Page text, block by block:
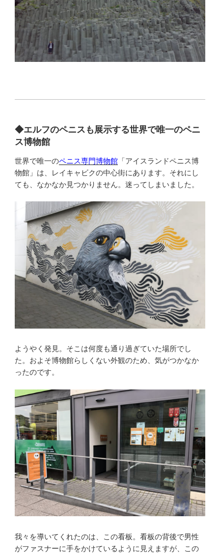
◆エルフのペニスも展示する世界で唯一のペニ
ス博物館
世界で唯一のペニス専門博物館 「アイスランドペニス博
物館」は、レイキャビクの中心街にあります。それにし
ても、なかなか見つかりません。迷ってしまいました。
ようやく発見。そこは何度も通り過ぎていた場所でし
た。およそ博物館らしくない外観のため、気がつかなか
ったのです。
我々を導いてくれたのは、この看板。看板の背後で男性
がファスナーに手をかけているように見えますが、この